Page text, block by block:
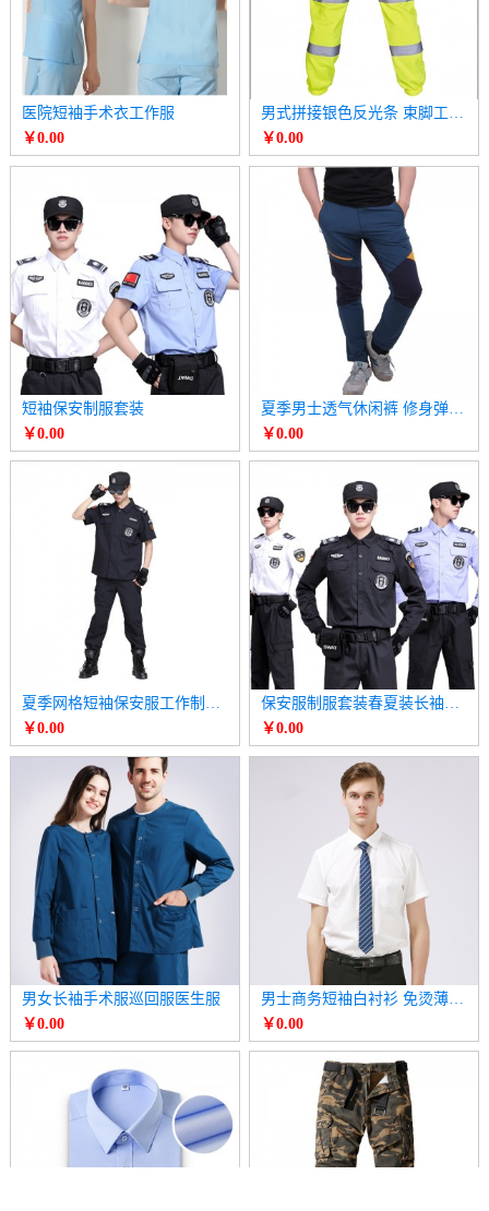
医院短袖手术衣工作服
￥0.00
男式拼接银色反光条 束脚工装裤
￥0.00
短袖保安制服套装
￥0.00
￥0.00
夏季网格短袖保安服工作制服套装
￥0.00
保安服制服套装春夏装长袖衬衫
￥0.00
男女长袖手术服巡回服医生服
￥0.00
￥0.00